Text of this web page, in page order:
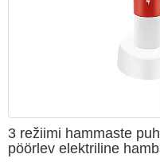
3 režiimi hammaste
pöörlev elektriline